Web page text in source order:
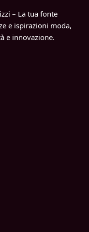
– La tua fonte
e ispirazioni moda,
e innovazione.